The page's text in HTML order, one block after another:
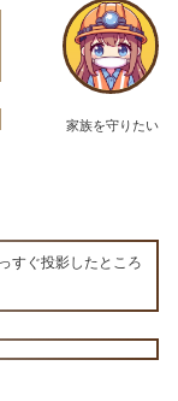
家族を守りたい
すぐ投影したところ